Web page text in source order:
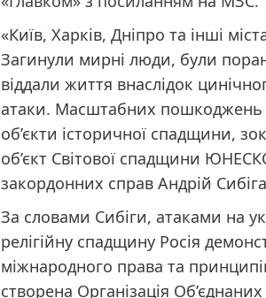
«Київ, Харків, Дніпро та інші
Загинули мирні люди, були
віддали життя внаслідок
атаки. Масштабних пошкоджень
об’єкти історичної спадщини,
об’єкт Світової спадщини
закордонних справ Андрій
За словами Сибіги, атаками на
релігійну спадщину Росія
міжнародного права та
створена Організація